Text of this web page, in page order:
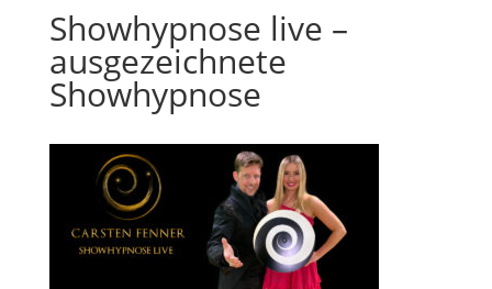
Showhypnose live –
ausgezeichnete
Showhypnose